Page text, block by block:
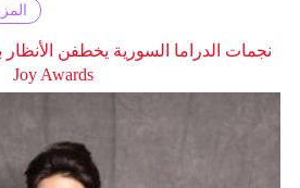
نجمات الدراما السورية يخطفن
Joy Awards